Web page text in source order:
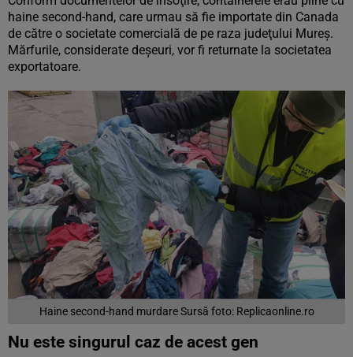
haine second-hand, care urmau să fie importate din Canada
de către o societate comercială de pe raza judeţului Mureş.
Mărfurile, considerate deşeuri, vor fi returnate la societatea
exportatoare.
Haine second-hand murdare Sursă foto: Replicaonline.ro
Nu este singurul caz de acest gen